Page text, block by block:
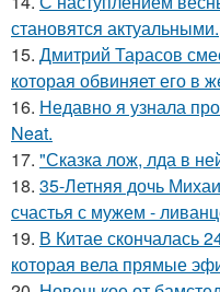
становятся актуальными.
15. Дмитрий Тарасов
которая обвиняет его в
16. Недавно я узнала
Neat.
17. "Сказка лож, лда в
18. 35-Летняя дочь
счастья с мужем -
19. В Китае скончалась
которая вела прямые